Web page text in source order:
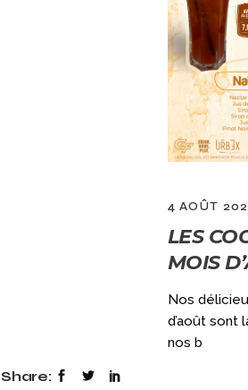
Share:
4 AOÛT
LES
MOIS
Nos
d’août sont
nos b